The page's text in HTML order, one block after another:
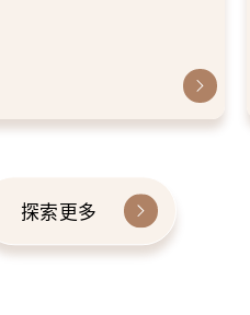
探索更多